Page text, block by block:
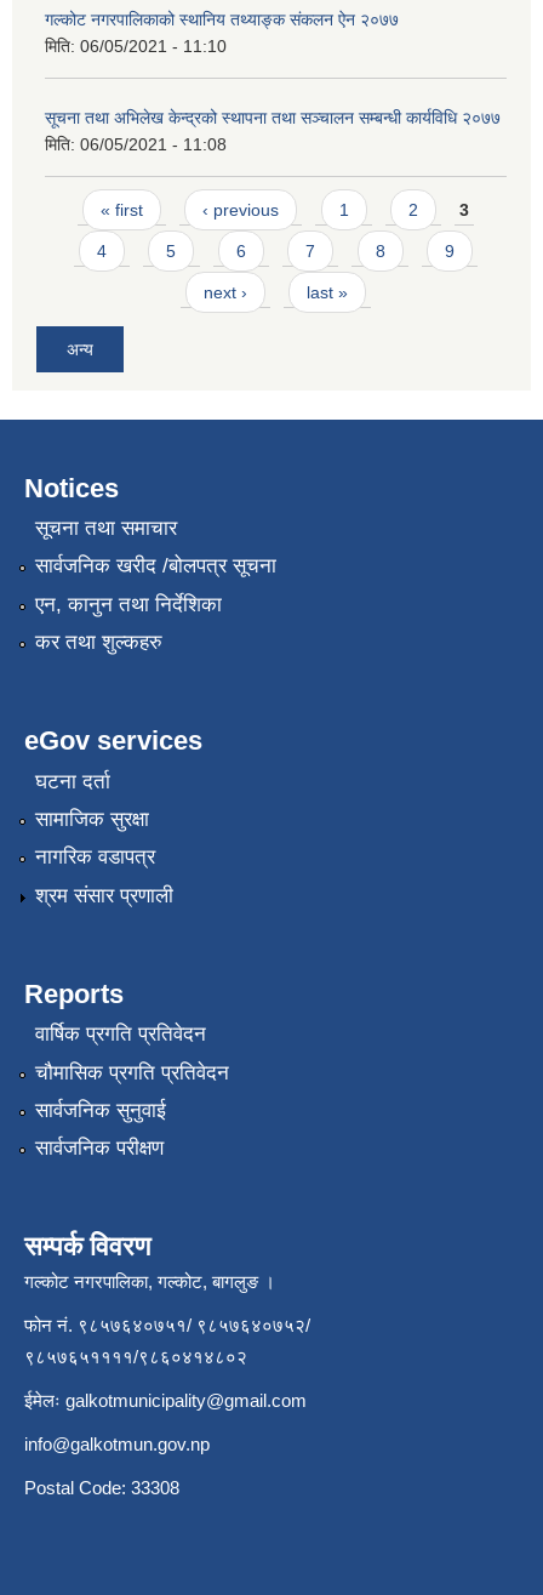
गल्कोट नगरपालिकाको स्थानिय तथ्याङ्क संकलन ऐन २०७७
मिति: 06/05/2021 - 11:10
सूचना तथा अभिलेख केन्द्रको स्थापना तथा सञ्चालन सम्बन्धी कार्यविधि २०७७
मिति: 06/05/2021 - 11:08
Pages
« first ‹ previous 1 2 3
4 5 6 7 8 9
next › last »
अन्य
Notices
सूचना तथा समाचार
सार्वजनिक खरीद /बोलपत्र सूचना
एन, कानुन तथा निर्देशिका
कर तथा शुल्कहरु
eGov services
घटना दर्ता
सामाजिक सुरक्षा
नागरिक वडापत्र
श्रम संसार प्रणाली
Reports
वार्षिक प्रगति प्रतिवेदन
चौमासिक प्रगति प्रतिवेदन
सार्वजनिक सुनुवाई
सार्वजनिक परीक्षण
सम्पर्क विवरण
गल्कोट नगरपालिका, गल्कोट, बागलुङ ।
फोन नं. ९८५७६४०७५१/ ९८५७६४०७५२/
९८५७६५११११/९८६०४१४८०२
ईमेलः galkotmunicipality@gmail.com
info@galkotmun.gov.np
Postal Code: 33308